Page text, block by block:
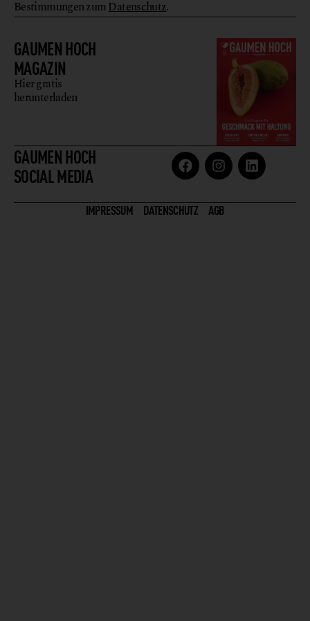
GAUMEN HOCH
MAGAZIN
Hier gratis
herunterladen
GAUMEN HOCH
SOCIAL MEDIA
Bestimmungen zumDatenschutz.
IMPRESSUM DATENSCHUTZ AGB